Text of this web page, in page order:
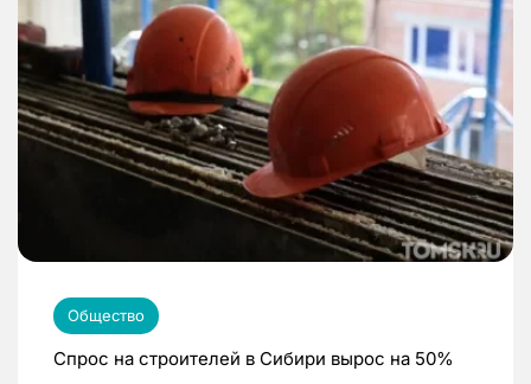
Общество
Спрос на строителей в Сибири вырос на 50%